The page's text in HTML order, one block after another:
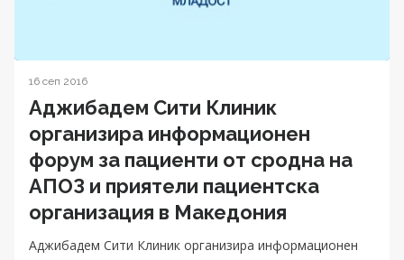
16 сеп 2016
Аджибадем Сити Клиник
организира информационен
форум за пациенти от сродна на
АПОЗ и приятели пациентска
организация в Македония
Аджибадем Сити Клиник организира информационен